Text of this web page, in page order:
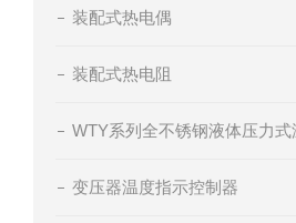
装配式热电偶
装配式热电阻
变压器温度指示控制器